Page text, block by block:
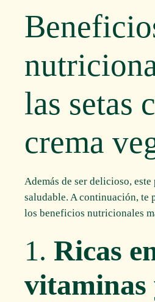
las setas
crema
Además de ser delicioso,
saludable. A continuación, te
los beneficios nutricionales
1.Ricas
vitaminas